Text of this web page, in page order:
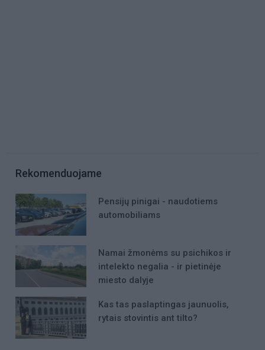
Rekomenduojame
Pensijų pinigai - naudotiems
automobiliams
Namai žmonėms su psichikos ir
intelekto negalia - ir pietinėje
miesto dalyje
Kas tas paslaptingas jaunuolis,
rytais stovintis ant tilto?